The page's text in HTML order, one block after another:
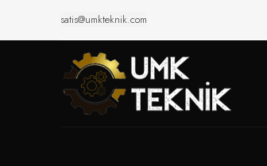
satis@umkteknik.com